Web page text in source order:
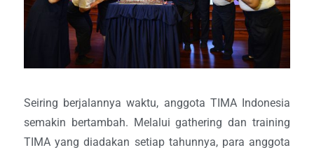
Seiring berjalannya waktu, anggota TIMA Indonesia
semakin bertambah. Melalui gathering dan training
TIMA yang diadakan setiap tahunnya, para anggota